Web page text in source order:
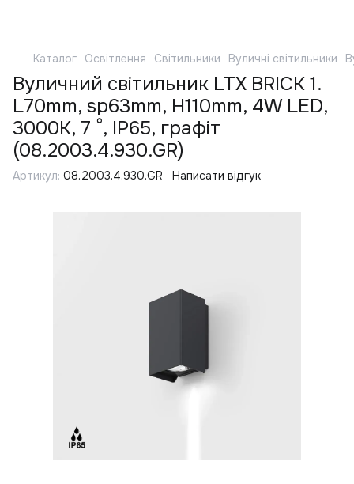
Каталог Освітлення Світильники Вуличні світильники
Вуличний світильник LTX BRICK 1.
L70mm, sp63mm, H110mm, 4W LED,
3000K, 7 °, IP65, графіт
(08.2003.4.930.GR)
Артикул: 08.2003.4.930.GR Написати відгук